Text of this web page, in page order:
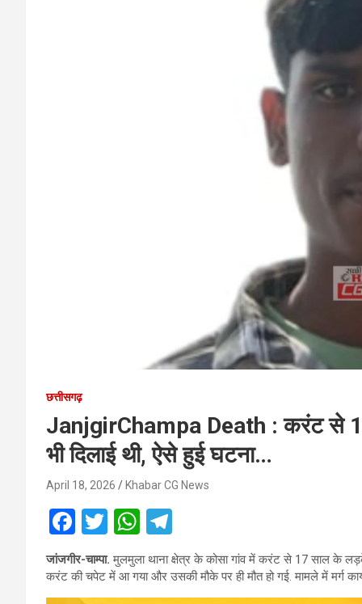
छत्तीसगढ़
JanjgirChampa Death : करंट से 17
भी दिलाई थी, ऐसे हुई घटना…
April 18, 2026 Khabar CG News
F
a
ce
T
wi
tt
W
h
at
el
e
जांजगीर-चाम्पा. मुलमुला थाना क्षेत्र के कोसा गांव में करंट से 17 साल के लड़के
करंट की चपेट में आ गया और उसकी मौके पर ही मौत हो गई. मामले में मर्ग